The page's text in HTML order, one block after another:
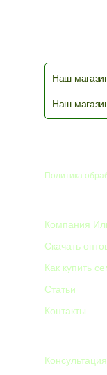
Наш
Наш
Политика
Компания
Скачать
Как купить
Статьи
Контакты